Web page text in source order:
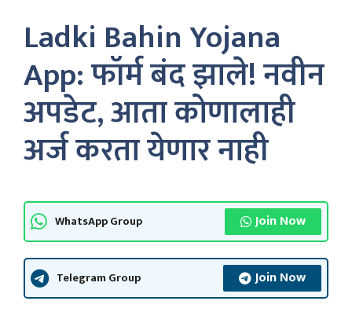
Ladki Bahin Yojana
App: फॉर्म बंद झाले! नवीन
अपडेट, आता कोणालाही
अर्ज करता येणार नाही
WhatsApp Group Join Now
Telegram Group Join Now